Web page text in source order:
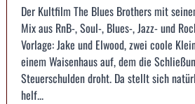
Der Kultfilm The Blues Brothers mit
Mix aus RnB-, Soul-, Blues-, Jazz- und
Vorlage: Jake und Elwood, zwei coole
einem Waisenhaus auf, dem die
Steuerschulden droht. Da stellt sich
helf...